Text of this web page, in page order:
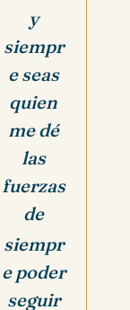
y
siempr
e seas
quien
me dé
las
fuerzas
de
siempr
e poder
seguir